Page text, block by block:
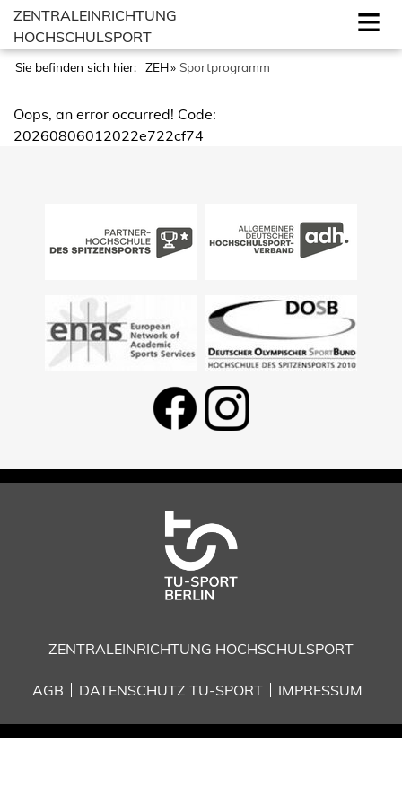
ZENTRALEINRICHTUNG
HOCHSCHULSPORT
Sie befinden sich hier: ZEH Sportprogramm
Oops, an error occurred! Code:
20260806012022e722cf74
ZENTRALEINRICHTUNG HOCHSCHULSPORT
AGB DATENSCHUTZ TU-SPORT IMPRESSUM